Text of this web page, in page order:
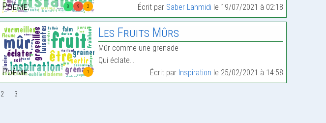
8 9 2
Poème:
Écrit par Saber Lahmidi le 19/07/2021 à 02:18
1
Poème:
Les Fruits Mûrs
Mûr comme une grenade
Qui éclate…
Écrit par Inspiration le 25/02/2021 à 14:58
2 3